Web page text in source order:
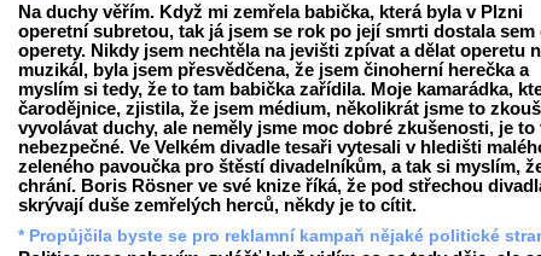
Na duchy věřím. Když mi zemřela babička, která byla v Plzni
operetní subretou, tak já jsem se rok po její smrti dostala sem
operety. Nikdy jsem nechtěla na jevišti zpívat a dělat operetu
muzikál, byla jsem přesvědčena, že jsem činoherní herečka a
myslím si tedy, že to tam babička zařídila. Moje kamarádka,
čarodějnice, zjistila, že jsem médium, několikrát jsme to
vyvolávat duchy, ale neměly jsme moc dobré zkušenosti, je to
nebezpečné. Ve Velkém divadle tesaři vytesali v hledišti
zeleného pavoučka pro štěstí divadelníkům, a tak si myslím,
chrání. Boris Rösner ve své knize říká, že pod střechou
skrývají duše zemřelých herců, někdy je to cítit.
* Propůjčila byste se pro reklamní kampaň nějaké politické